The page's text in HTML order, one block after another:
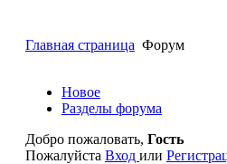
Главная страница Форум
Новое
Разделы форума
Добро пожаловать, Гость
Пожалуйста Вход или